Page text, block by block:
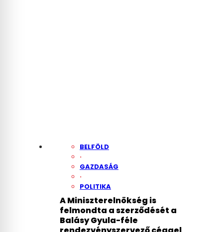
BELFÖLD
·
GAZDASÁG
·
POLITIKA
A Miniszterelnökség is
felmondta a szerződését a
Balásy Gyula-féle